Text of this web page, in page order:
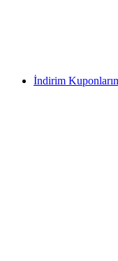
İndirim